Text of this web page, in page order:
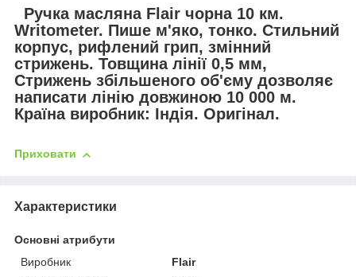
Ручка масляна Flair чорна 10 км.
Writometer. Пише м'яко, тонко. Стильний
корпус, рифлений грип, змінний
стрижень. Товщина лінії 0,5 мм,
Стрижень збільшеного об'єму дозволяє
написати лінію довжиною 10 000 м.
Країна виробник: Індія. Оригінал.
Приховати
Характеристики
Основні атрибути
Виробник
Flair